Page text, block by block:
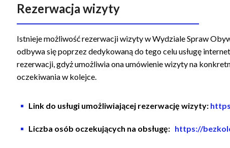
Rezerwacja wizyty
Istnieje możliwość rezerwacji wizyty w Wydziale Spraw
odbywa się poprzez dedykowaną do tego celu usługę
rezerwacji, gdyż umożliwia ona umówienie wizyty na
oczekiwania w kolejce.
Link do usługi umożliwiającej rezerwację wizyty:
Liczba osób oczekujących na obsługę: https://